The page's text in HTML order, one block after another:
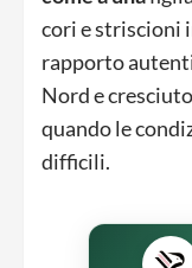
cori e striscioni
rapporto
Nord e
quando le
difficili.